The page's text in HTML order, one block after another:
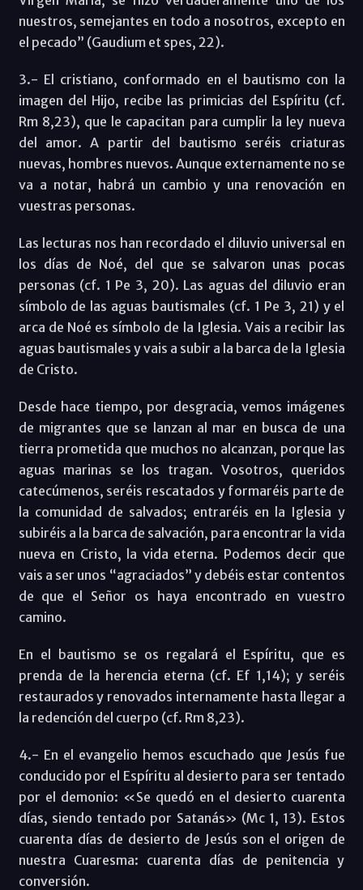
nuestros, semejantes en todo a nosotros, excepto en
el pecado” (Gaudium et spes, 22).
3.- El cristiano, conformado en el bautismo con la
imagen del Hijo, recibe las primicias del Espíritu (cf.
Rm 8,23), que le capacitan para cumplir la ley nueva
del amor. A partir del bautismo seréis criaturas
nuevas, hombres nuevos. Aunque externamente no se
va a notar, habrá un cambio y una renovación en
vuestras personas.
Las lecturas nos han recordado el diluvio universal en
los días de Noé, del que se salvaron unas pocas
personas (cf. 1 Pe 3, 20). Las aguas del diluvio eran
símbolo de las aguas bautismales (cf. 1 Pe 3, 21) y el
arca de Noé es símbolo de la Iglesia. Vais a recibir las
aguas bautismales y vais a subir a la barca de la Iglesia
de Cristo.
Desde hace tiempo, por desgracia, vemos imágenes
de migrantes que se lanzan al mar en busca de una
tierra prometida que muchos no alcanzan, porque las
aguas marinas se los tragan. Vosotros, queridos
catecúmenos, seréis rescatados y formaréis parte de
la comunidad de salvados; entraréis en la Iglesia y
subiréis a la barca de salvación, para encontrar la vida
nueva en Cristo, la vida eterna. Podemos decir que
vais a ser unos “agraciados” y debéis estar contentos
de que el Señor os haya encontrado en vuestro
camino.
En el bautismo se os regalará el Espíritu, que es
prenda de la herencia eterna (cf. Ef 1,14); y seréis
restaurados y renovados internamente hasta llegar a
la redención del cuerpo (cf. Rm 8,23).
4.- En el evangelio hemos escuchado que Jesús fue
conducido por el Espíritu al desierto para ser tentado
por el demonio: «Se quedó en el desierto cuarenta
días, siendo tentado por Satanás» (Mc 1, 13). Estos
cuarenta días de desierto de Jesús son el origen de
nuestra Cuaresma: cuarenta días de penitencia y
conversión.